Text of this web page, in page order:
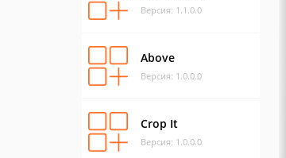
Версия: 1.1.0.0
Above
Версия: 1.0.0.0
Crop It
Версия: 1.0.0.0